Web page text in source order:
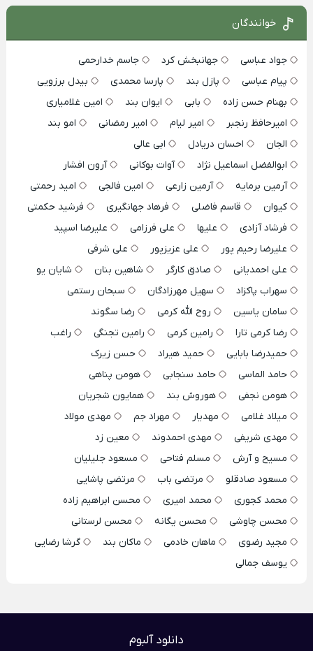
خوانندگان
جواد عباسی جهانبخش کرد
جاسم خدارحمی
پیام عباسی
پازل بند پارسا محمدی
بیدل برزویی
بهنام حسن زاده
بابی ایوان بند
امین غلامیاری
امیرحافظ رنجبر
امیر لیام امیر رمضانی
امو بند
الجان
احسان دریادل
ابی عالی
ابوالفضل اسماعیل نژاد
آوات بوکانی
آرون افشار
آرمین برمایه
آرمین زارعی امین فالجی
امید رحمتی
کیوان
قاسم فاضلی فرهاد جهانگیری
فرشید حکمتی
فرشاد آزادی
علیها علی فرزامی
علیرضا اسپید
علیرضا رحیم پور
علی عزیزپور
علی شرفی
علی احمدیانی
صادق کارگر شاهین بنان
شایان یو
سهراب پاکزاد
سهیل مهرزادگان
سبحان رستمی
سامان یاسین
روح الله کرمی
رضا سگوند
رضا کرمی تارا
رامین کرمی رامین تجنگی
راغب
حمیدرضا بابایی
حمید هیراد
حسن زیرک
حامد الماسی
حامد سنجابی
هومن پناهی
هومن نجفی
هوروش بند
همایون شجریان
میلاد غلامی
مهدیار مهراد جم
مهدی مولاد
مهدی شریفی
مهدی احمدوند
معین زد
مسیح و آرش
مسلم فتاحی
مسعود جلیلیان
مسعود صادقلو
مرتضی باب
مرتضی پاشایی
محمد کجوری
محمد امیری
محسن ابراهیم زاده
محسن چاوشی
محسن یگانه
محسن لرستانی
مجید رضوی
ماهان خادمی ماکان بند
گرشا رضایی
یوسف جمالی
دانلود آلبوم